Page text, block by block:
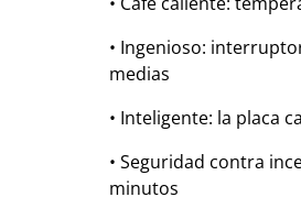
• Ingenioso:
medias
• Inteligente: la placa
• Seguridad contra
minutos